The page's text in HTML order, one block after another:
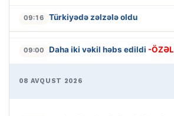
09:16 Türkiyədə zəlzələ oldu
09:00 Daha iki vəkil həbs edildi -ÖZƏL
08 AVQUST 2026